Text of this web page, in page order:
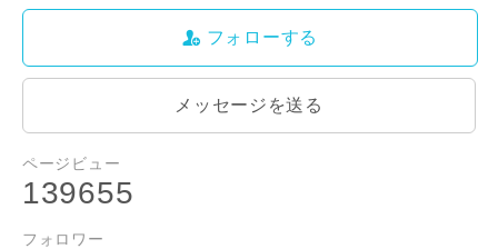
フォローする
メッセージを送る
ページビュー
139655
フォロワー